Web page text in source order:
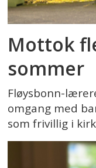
Mottok
sommer
Fløysbonn-
omgang med
som frivillig i